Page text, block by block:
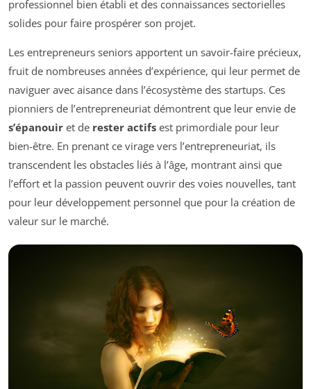
professionnel bien établi et des connaissances sectorielles
solides pour faire prospérer son projet.
Les entrepreneurs seniors apportent un savoir-faire précieux,
fruit de nombreuses années d’expérience, qui leur permet de
naviguer avec aisance dans l’écosystème des startups. Ces
pionniers de l’entrepreneuriat démontrent que leur envie de
s’épanouir et de rester actifs est primordiale pour leur
bien-être. En prenant ce virage vers l’entrepreneuriat, ils
transcendent les obstacles liés à l’âge, montrant ainsi que
l’effort et la passion peuvent ouvrir des voies nouvelles, tant
pour leur développement personnel que pour la création de
valeur sur le marché.